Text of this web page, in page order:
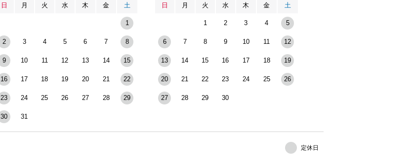
日 月 火 水 木 金 土
1
2 3 4 5 6 7 8
9 10 11 12 13 14 15
16 17 18 19 20 21 22
23 24 25 26 27 28 29
30 31
日 月 火 水 木 金 土
1 2 3 4 5
6 7 8 9 10 11 12
13 14 15 16 17 18 19
20 21 22 23 24 25 26
27 28 29 30
定休日